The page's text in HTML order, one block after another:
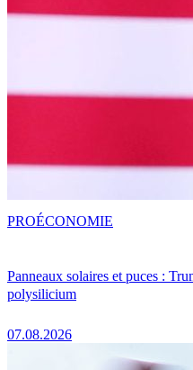
Panneaux solaires et puces :
polysilicium
07.08.2026
PROÉCONOMIE